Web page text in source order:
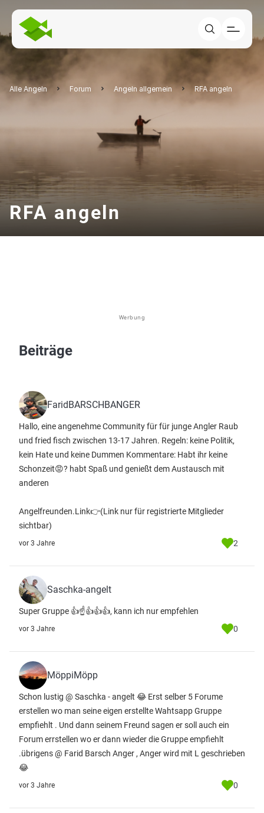
Alle Angeln Forum Angeln allgemein RFA angeln
RFA angeln
Werbung
Beiträge
FaridBARSCHBANGER
Hallo, eine angenehme Community für für junge Angler Raub
und fried fisch zwischen 13-17 Jahren. Regeln: keine Politik,
kein Hate und keine Dummen Kommentare: Habt ihr keine
Schonzeit😡? habt Spaß und genießt dem Austausch mit
anderen
Angelfreunden.Link👉(Link nur für registrierte Mitglieder
sichtbar)
vor 3 Jahre 2
Saschka-angelt
Super Gruppe 👍☝️👍👍👍, kann ich nur empfehlen
vor 3 Jahre 0
MöppiMöpp
Schon lustig @ Saschka - angelt 😂 Erst selber 5 Forume
erstellen wo man seine eigen erstellte Wahtsapp Gruppe
empfiehlt . Und dann seinem Freund sagen er soll auch ein
Forum errstellen wo er dann wieder die Gruppe empfiehlt
.übrigens @ Farid Barsch Anger , Anger wird mit L geschrieben
😂
vor 3 Jahre 0